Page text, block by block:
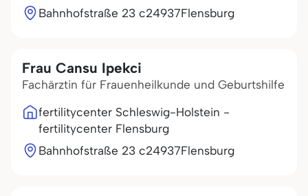
Bahnhofstraße 23 c24937Flensburg
Frau Cansu Ipekci
Fachärztin für Frauenheilkunde und Geburtshilfe
fertilitycenter Schleswig-Holstein -
fertilitycenter Flensburg
Bahnhofstraße 23 c24937Flensburg